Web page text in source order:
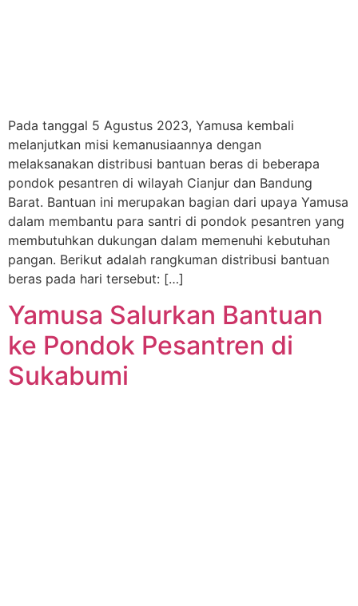
Pada tanggal 5 Agustus 2023, Yamusa kembali
melanjutkan misi kemanusiaannya dengan
melaksanakan distribusi bantuan beras di beberapa
pondok pesantren di wilayah Cianjur dan Bandung
Barat. Bantuan ini merupakan bagian dari upaya Yamusa
dalam membantu para santri di pondok pesantren yang
membutuhkan dukungan dalam memenuhi kebutuhan
pangan. Berikut adalah rangkuman distribusi bantuan
beras pada hari tersebut: […]
Yamusa Salurkan Bantuan
ke Pondok Pesantren di
Sukabumi